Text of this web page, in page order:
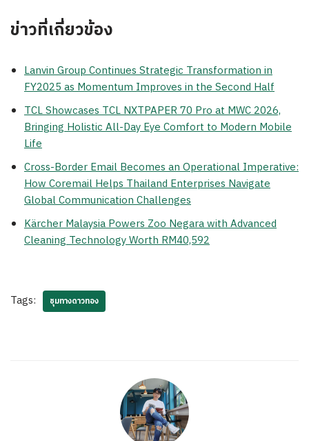
ข่าวที่เกี่ยวข้อง
Lanvin Group Continues Strategic Transformation in
FY2025 as Momentum Improves in the Second Half
TCL Showcases TCL NXTPAPER 70 Pro at MWC 2026,
Bringing Holistic All-Day Eye Comfort to Modern Mobile
Life
Cross-Border Email Becomes an Operational Imperative:
How Coremail Helps Thailand Enterprises Navigate
Global Communication Challenges
Kärcher Malaysia Powers Zoo Negara with Advanced
Cleaning Technology Worth RM40,592
Tags: ชุมทางดาวทอง